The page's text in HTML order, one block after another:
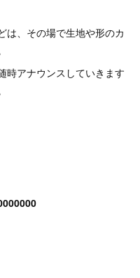
は、その場で生地や形のカ
時アナウンスしていきます